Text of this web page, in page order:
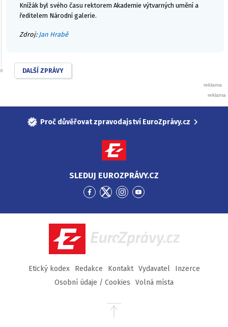
Knížák byl svého času rektorem Akademie výtvarných umění a
ředitelem Národní galerie.
Zdroj: Jan Hrabě
DALŠÍ ZPRÁVY
Proč důvěřovat zpravodajství EuroZprávy.cz
SLEDUJ EUROZPRÁVY.CZ
Přejít
Facebook
Přejít
Twitter
Přejít
Instagram
Přejít
YouTube
EuroZprávy.cz
Etický kodex Redakce Kontakt Vydavatel
Inzerce
Osobní údaje / Cookies
Volná místa
Přejít